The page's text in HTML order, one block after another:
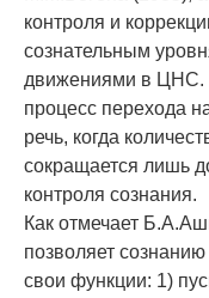
контро­ля и
сознательным
движениями в ЦНС.
процесс перехода
речь, когда
сокращается лишь
контроля сознания.
Как отмечает
позволяет
свои функции: 1)